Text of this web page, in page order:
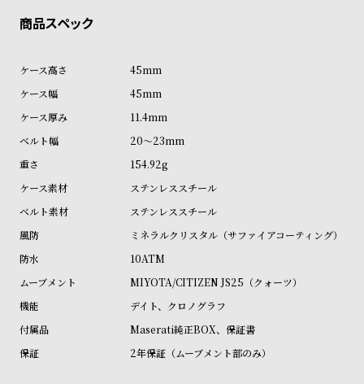
キ
グ
ズ
時
計
レ
デ
ィ
ー
ス
腕
時
計
キ
ッ
ズ
腕
時
計
替
え
ベ
ア
ッ
プ
45mm
45mm
11.4mm
20～23mm
154.92g
ステンレススチール
ステンレススチール
ミネラルクリスタル（サファイアコーティング）
10ATM
MIYOTA/CITIZEN JS25（クォーツ）
デイト、クロノグラフ
Maserati純正BOX、保証書
2年保証（ムーブメント部のみ）